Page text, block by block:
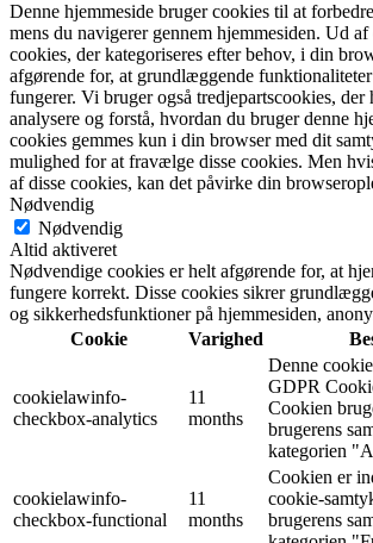
Denne hjemmeside bruger cookies til at
mens du navigerer gennem hjemmesiden. Ud af
cookies, der kategoriseres efter behov, i din
afgørende for, at grundlæggende
fungerer. Vi bruger også tredjepartscookies,
analysere og forstå, hvordan du bruger denne
cookies gemmes kun i din browser med dit
mulighed for at fravælge disse cookies. Men
af disse cookies, kan det påvirke din
Nødvendig
Nødvendig
Altid aktiveret
Nødvendige cookies er helt afgørende for, at
fungere korrekt. Disse cookies sikrer
og sikkerhedsfunktioner på hjemmesiden,
Cookie
Varighed
cookielawinfo-
checkbox-analytics
11
months
Denne
GDPR
Cookien
brugerens
kategorien
cookielawinfo-
checkbox-functional
11
months
Cookien er
cookie-
brugerens